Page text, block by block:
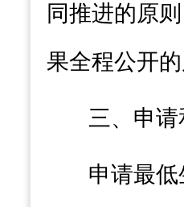
同推进的原
果全程公开的
三、申请
申请最